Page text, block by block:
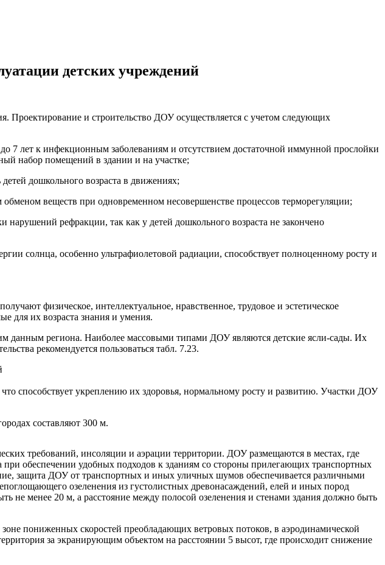
детских учреждений
Проектирование и строительство ДОУ осуществляется с учетом следующих
7 лет к инфекционным заболеваниям и отсутствием достаточной иммунной прослойки
набор помещений в здании и на участке;
дошкольного возраста в движениях;
веществ при одновременном несовершенстве процессов терморегуляции;
рефракции, так как у детей дошкольного возраста не закончено
солнца, особенно ультрафиолетовой радиации, способствует полноценному росту и
физическое, интеллектуальное, нравственное, трудовое и эстетическое
для их возраста знания и умения.
данным региона. Наиболее массовыми типами ДОУ являются детские ясли-сады. Их
рекомендуется пользоваться табл. 7.23.
способствует укреплению их здоровья, нормальному росту и развитию. Участки ДОУ
составляют 300 м.
требований, инсоляции и аэрации территории. ДОУ размещаются в местах, где
обеспечении удобных подходов к зданиям со стороны прилегающих транспортных
защита ДОУ от транспортных и иных уличных шумов обеспечивается различными
озеленения из густолистных древонасаждений, елей и иных пород
менее 20 м, а расстояние между полосой озеленения и стенами здания должно быть
пониженных скоростей преобладающих ветровых потоков, в аэродинамической
за экранирующим объектом на расстоянии 5 высот, где происходит снижение